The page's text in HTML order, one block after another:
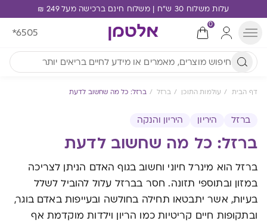
עלות משלוח 30 ש"ח | משלוח חינם ברכישה מעל 249 ₪
0
*6505
דף הבית עולמות התוכן ברזל ברזל: כל מה שחשוב לדעת
ברזל היריון היריון והנקה
ברזל: כל מה שחשוב לדעת
ברזל הוא מינרל חיוני וחשוב בגוף האדם הניתן לצריכה
במזון ובתוספי תזונה. חסר בברזל עלול להוביל לשלל
בעיות, אשר יתבטאו תחילה בחולשה ובעייפות באדם בוגר,
ובתקופות חיים קריטיות כמו הריון וילדות מוקדמת אף